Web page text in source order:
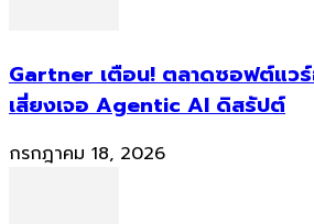
Gartner เตือน! ตลาดซอฟต์แว
เสี่ยงเจอ Agentic AI ดิสรัปต์
กรกฎาคม 18, 2026